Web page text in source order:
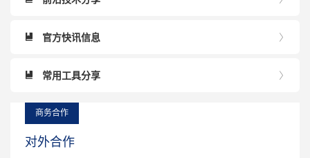

 官方快讯信息

 常用工具分享
商务合作
对外合作